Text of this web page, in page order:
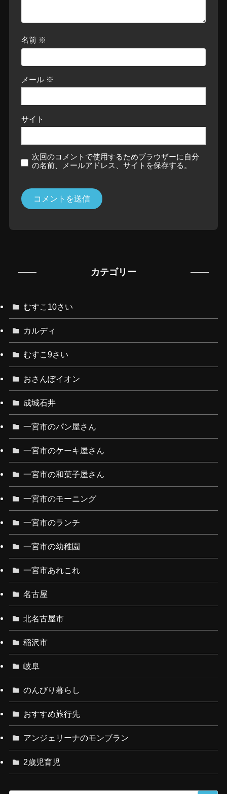
名前 ※
メール ※
サイト
次回のコメントで使用するためブラウザーに自分
の名前、メールアドレス、サイトを保存する。
カテゴリー
むすこ10さい
カルディ
むすこ9さい
おさんぽイオン
成城石井
一宮市のパン屋さん
一宮市のケーキ屋さん
一宮市の和菓子屋さん
一宮市のモーニング
一宮市のランチ
一宮市の幼稚園
一宮市あれこれ
名古屋
北名古屋市
稲沢市
岐阜
のんびり暮らし
おすすめ旅行先
アンジェリーナのモンブラン
2歳児育児